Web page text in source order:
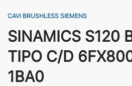
CAVI BRUSHLESS SIEMENS
SINAMICS S120
TIPO C/D
1BA0